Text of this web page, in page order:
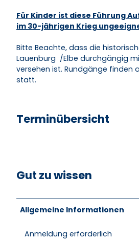
Für Kinder ist diese Führung
im 30-jährigen Krieg
Bitte Beachte, dass die
Lauenburg /Elbe durchgängig
versehen ist. Rundgänge finden
statt.
Terminübersicht
Gut zu wissen
Allgemeine Informationen
Anmeldung erforderlich